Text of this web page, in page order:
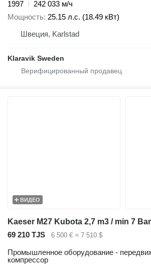
1997
242 033 м/ч
Мощность 25.15 л.с. (18.49 кВт)
Швеция, Karlstad
Klaravik Sweden
ВИДЕО
69 210 TJS 6 500 € ≈ 7 510 $
Промышленное оборудование -
компрессор